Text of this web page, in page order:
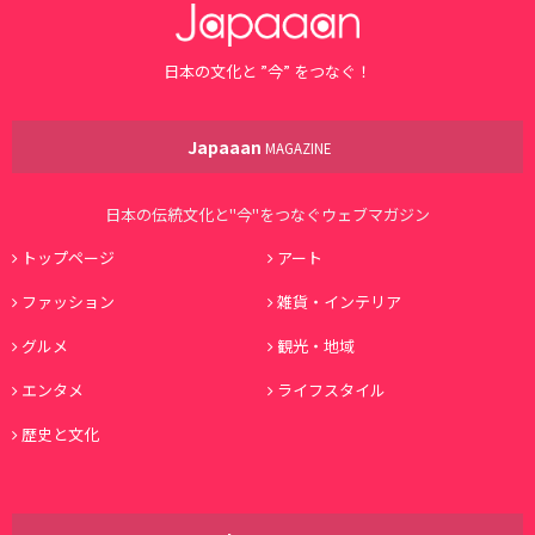
日本の文化と ”今” をつなぐ！
Japaaan MAGAZINE
日本の伝統文化と"今"をつなぐウェブマガジン
トップページ
アート
ファッション
雑貨・インテリア
グルメ
観光・地域
エンタメ
ライフスタイル
歴史と文化